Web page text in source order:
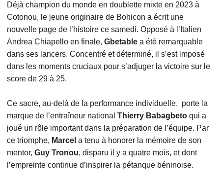
Déjà champion du monde en doublette mixte en 2023 à
Cotonou, le jeune originaire de Bohicon a écrit une
nouvelle page de l’histoire ce samedi. Opposé à l’Italien
Andrea Chiapello en finale, Gbetablea été remarquable
dans ses lancers. Concentré et déterminé, il s’est imposé
dans les moments cruciaux pour s’adjuger la victoire sur le
score de 29 à 25.
Ce sacre, au-delà de la performance individuelle, porte la
marque de l’entraîneur national Thierry Babagbetoqui a
joué un rôle important dans la préparation de l’équipe. Par
ce triomphe, Marcel a tenu à honorer la mémoire de son
mentor, Guy Tronou, disparu il y a quatre mois, et dont
l’empreinte continue d’inspirer la pétanque béninoise.